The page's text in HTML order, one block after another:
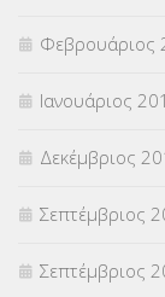
Φεβρουάριος
Ιανουάριος
Δεκέμβριος
Σεπτέμβριος
Σεπτέμβριος